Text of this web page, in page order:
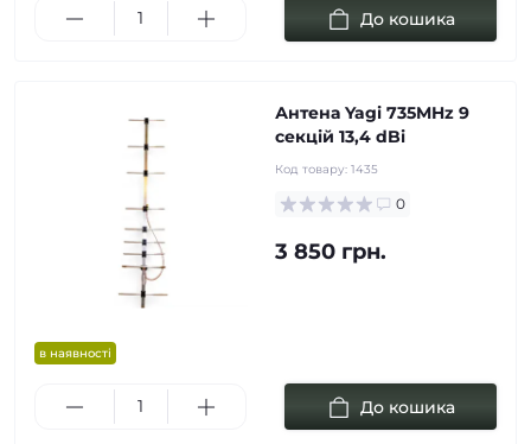
До кошика
в наявності
Антена Yagi 735MHz 9
cекцій 13,4 dBi
Код товару: 1435
0
3 850 грн.
До кошика